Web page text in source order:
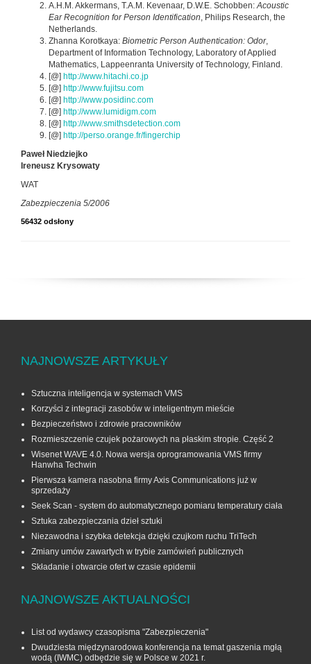
A.H.M. Akkermans, T.A.M. Kevenaar, D.W.E. Schobben:Acoustic
Ear Recognition for Person Identification, Philips Research, the
Netherlands.
Zhanna Korotkaya: Biometric Person Authentication: Odor,
Department of Information Technology, Laboratory of Applied
Mathematics, Lappeenranta University of Technology, Finland.
[@] http://www.hitachi.co.jp
[@] http://www.fujitsu.com
[@] http://www.posidinc.com
[@] http://www.lumidigm.com
[@] http://www.smithsdetection.com
[@] http://perso.orange.fr/fingerchip
Paweł Niedziejko
Ireneusz Krysowaty
WAT
Zabezpieczenia 5/2006
56432 odsłony
NAJNOWSZE ARTYKUŁY
Sztuczna inteligencja w systemach VMS
Korzyści z integracji zasobów w inteligentnym mieście
Bezpieczeństwo i zdrowie pracowników
Rozmieszczenie czujek pożarowych na płaskim stropie. Część 2
Wisenet WAVE 4.0. Nowa wersja oprogramowania VMS firmy
Hanwha Techwin
Pierwsza kamera nasobna firmy Axis Communications już w
sprzedaży
Seek Scan - system do automatycznego pomiaru temperatury ciała
Sztuka zabezpieczania dzieł sztuki
Niezawodna i szybka detekcja dzięki czujkom ruchu TriTech
Zmiany umów zawartych w trybie zamówień publicznych
Składanie i otwarcie ofert w czasie epidemii
NAJNOWSZE AKTUALNOŚCI
List od wydawcy czasopisma "Zabezpieczenia"
Dwudziesta międzynarodowa konferencja na temat gaszenia mgłą
wodą (IWMC) odbędzie się w Polsce w 2021 r.